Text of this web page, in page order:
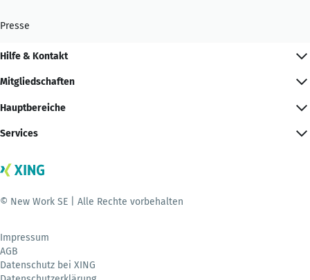
Presse
Hilfe & Kontakt
Mitgliedschaften
Hauptbereiche
Services
© New Work SE | Alle Rechte vorbehalten
Impressum
AGB
Datenschutz bei XING